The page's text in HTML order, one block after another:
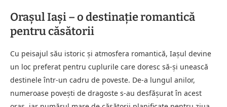
Orașul Iași – o destinație romantică
pentru căsătorii
Cu peisajul său istoric și atmosfera romantică, Iașul devine
un loc preferat pentru cuplurile care doresc să-și unească
destinele într-un cadru de poveste. De-a lungul anilor,
numeroase povești de dragoste s-au desfășurat în acest